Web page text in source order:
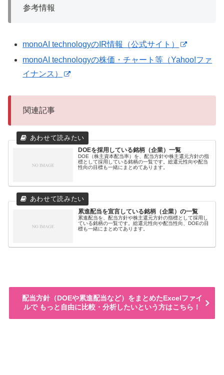
参考情報
monoAI technologyのIR情報（公式サイト）
monoAI technologyの株価・チャート等（Yahoo!ファ
イナンス）
関連記事
DOEを採用している銘柄（企業）一覧
DOE（株主資本配当率）を、配当方針や株主還元方針の指
標として採用している銘柄の一覧です。総還元性向や配当
性向の目標も一緒にまとめてあります。
累進配当を宣言している銘柄（企業）の一覧
累進配当を、配当方針や株主還元方針の指標として採用し
ている銘柄の一覧です。総還元性向や配当性向、DOEの目
標も一緒にまとめてあります。
配当方針（DOEや累進配当など）をまとめたExcelファイ
ルで もっと自由に比較・分析したいという方はこちら！